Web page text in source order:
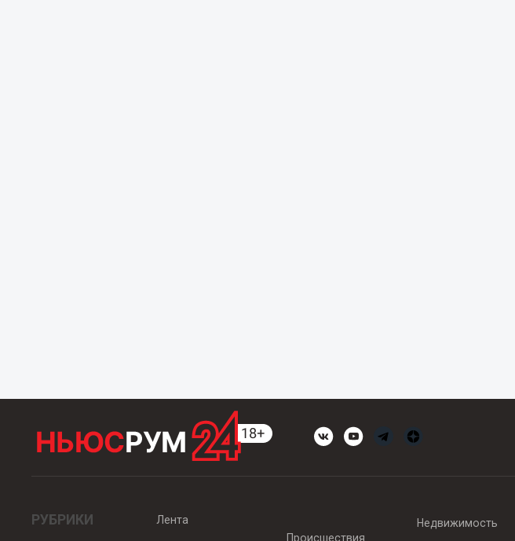
РУБРИКИ
Лента
Происшествия
Недвижимость